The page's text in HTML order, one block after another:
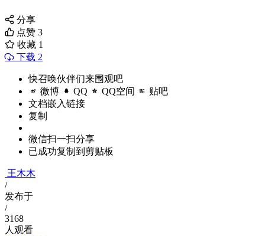
分享
点赞 3
收藏 1
下载 2
快召唤伙伴们来围观吧
微博 QQ QQ空间 贴吧
文档嵌入链接
复制
微信扫一扫分享
已成功复制到剪贴板
王木木
/
发布于
/
3168
人观看